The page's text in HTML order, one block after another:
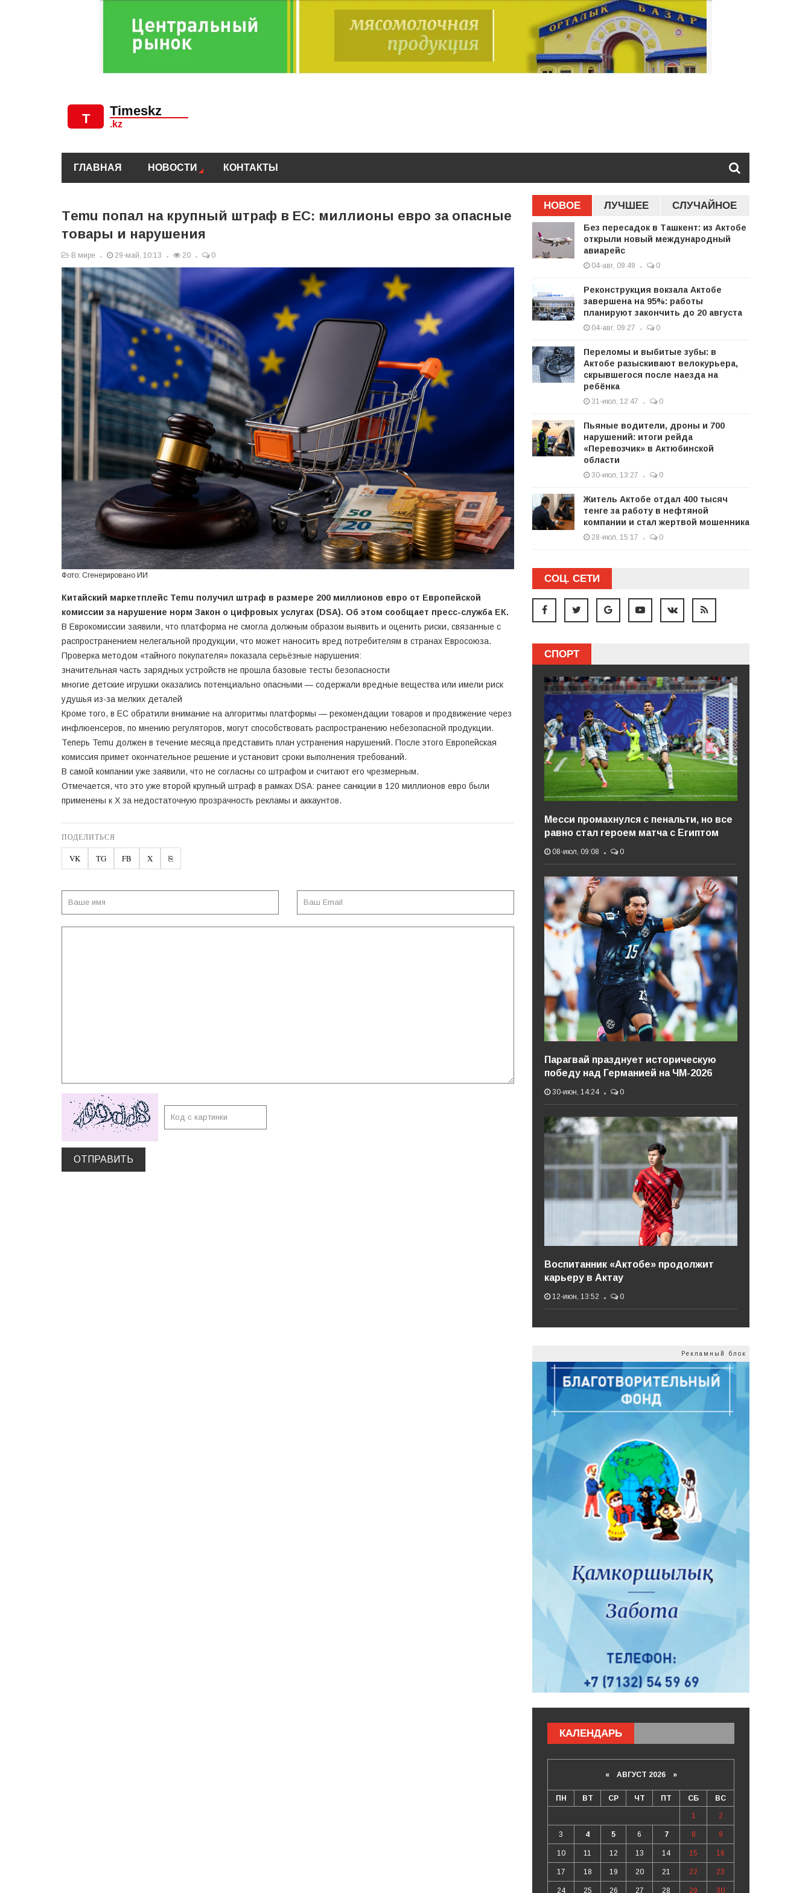
ГЛАВНАЯ НОВОСТИ КОНТАКТЫ
Тemu попал на крупный штраф в ЕС: миллионы евро за опасные
товары и нарушения
В мире 29-май, 10:13 20 0
Фото: Сгенерировано ИИ
Китайский маркетплейс Temu получил штраф в размере 200 миллионов евро от Европейской
комиссии за нарушение норм Закон о цифровых услугах (DSA). Об этом сообщает пресс-служба ЕК.
В Еврокомиссии заявили, что платформа не смогла должным образом выявить и оценить риски, связанные с
распространением нелегальной продукции, что может наносить вред потребителям в странах Евросоюза.
Проверка методом «тайного покупателя» показала серьёзные нарушения:
значительная часть зарядных устройств не прошла базовые тесты безопасности
многие детские игрушки оказались потенциально опасными — содержали вредные вещества или имели риск
удушья из-за мелких деталей
Кроме того, в ЕС обратили внимание на алгоритмы платформы — рекомендации товаров и продвижение через
инфлюенсеров, по мнению регуляторов, могут способствовать распространению небезопасной продукции.
Теперь Temu должен в течение месяца представить план устранения нарушений. После этого Европейская
комиссия примет окончательное решение и установит сроки выполнения требований.
В самой компании уже заявили, что не согласны со штрафом и считают его чрезмерным.
Отмечается, что это уже второй крупный штраф в рамках DSA: ранее санкции в 120 миллионов евро были
применены к X за недостаточную прозрачность рекламы и аккаунтов.
ПОДЕЛИТЬСЯ
VK TG FB X ⎘
ОТПРАВИТЬ
НОВОЕ ЛУЧШЕЕ СЛУЧАЙНОЕ
Без пересадок в Ташкент: из Актобе
открыли новый международный
авиарейс
04-авг, 09:49 0
Реконструкция вокзала Актобе
завершена на 95%: работы
планируют закончить до 20 августа
04-авг, 09:27 0
Переломы и выбитые зубы: в
Актобе разыскивают велокурьера,
скрывшегося после наезда на
ребёнка
31-июл, 12:47 0
Пьяные водители, дроны и 700
нарушений: итоги рейда
«Перевозчик» в Актюбинской
области
30-июл, 13:27 0
Житель Актобе отдал 400 тысяч
тенге за работу в нефтяной
компании и стал жертвой мошенника
28-июл, 15:17 0
СОЦ. СЕТИ
СПОРТ
Месси промахнулся с пенальти, но все
равно стал героем матча с Египтом
08-июл, 09:08 0
Парагвай празднует историческую
победу над Германией на ЧМ-2026
30-июн, 14:24 0
Воспитанник «Актобе» продолжит
карьеру в Актау
12-июн, 13:52 0
Рекламный блок
КАЛЕНДАРЬ
«АВГУСТ 2026 »
ПН ВТ СР ЧТ ПТ СБ ВС
1 2
3 4 5 6 7 8 9
10 11 12 13 14 15 16
17 18 19 20 21 22 23
24 25 26 27 28 29 30